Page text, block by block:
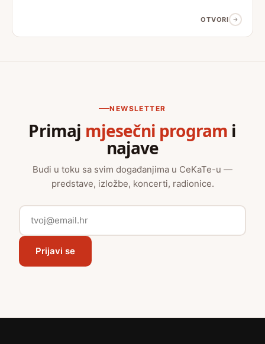
OTVORI
NEWSLETTER
Primaj mjesečni program i
najave
Budi u toku sa svim događanjima u CeKaTe-u —
predstave, izložbe, koncerti, radionice.
Prijavi se